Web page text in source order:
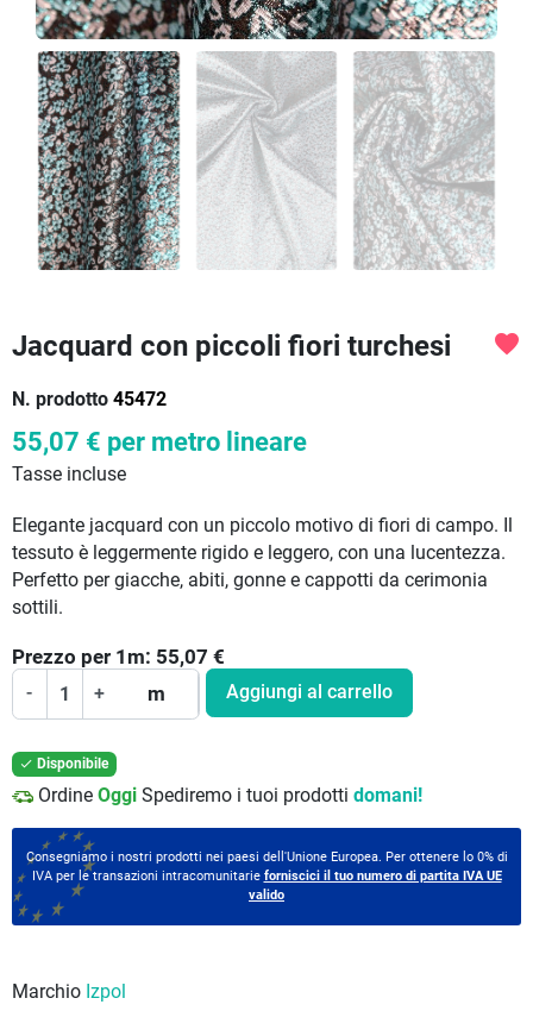
Jacquard con piccoli fiori turchesi
N. prodotto 45472
favorite
55,07 € per metro lineare
Tasse incluse
Elegante jacquard con un piccolo motivo di fiori di campo. Il
tessuto è leggermente rigido e leggero, con una lucentezza.
Perfetto per giacche, abiti, gonne e cappotti da cerimonia
sottili.
Prezzo per 1 m: 55,07 €
- + m Aggiungi al carrello
 Disponibile
Ordine Oggi Spediremo i tuoi prodotti domani!
Consegniamo i nostri prodotti nei paesi dell'Unione Europea. Per ottenere lo 0% di
IVA per le transazioni intracomunitarie forniscici il tuo numero di partita IVA UE
valido
Marchio Izpol